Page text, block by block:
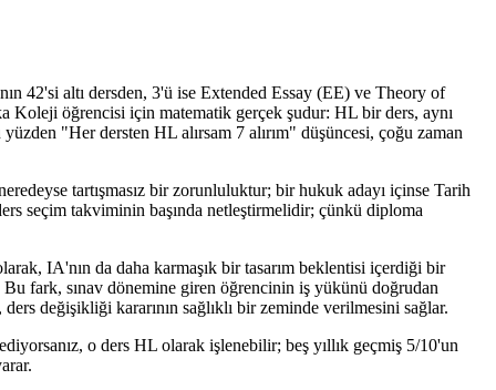
42'si altı dersden, 3'ü ise Extended Essay (EE) ve Theory of
Koleji öğrencisi için matematik gerçek şudur: HL bir ders, aynı
"Her dersten HL alırsam 7 alırım" düşüncesi, çoğu zaman
tartışmasız bir zorunluluktur; bir hukuk adayı içinse Tarih
seçim takviminin başında netleştirmelidir; çünkü diploma
IA'nın da daha karmaşık bir tasarım beklentisi içerdiği bir
fark, sınav dönemine giren öğrencinin iş yükünü doğrudan
değişikliği kararının sağlıklı bir zeminde verilmesini sağlar.
o ders HL olarak işlenebilir; beş yıllık geçmiş 5/10'un